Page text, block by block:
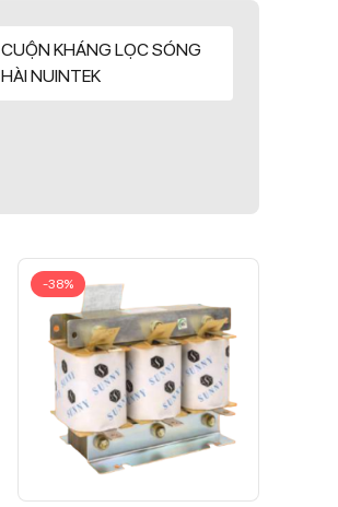
CUỘN KHÁNG LỌC SÓNG
HÀI NUINTEK
-38%